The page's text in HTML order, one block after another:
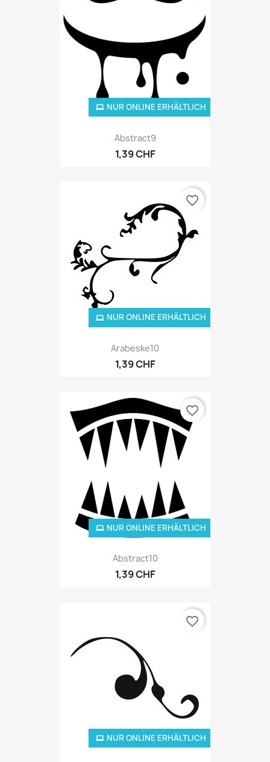
Abstract9
1,39 CHF
NUR ONLINE ERHÄLTLICH
Arabeske10
1,39 CHF
NUR ONLINE ERHÄLTLICH
favorite_border
Abstract10
1,39 CHF
NUR ONLINE ERHÄLTLICH
favorite_border
NUR ONLINE ERHÄLTLICH
favorite_border